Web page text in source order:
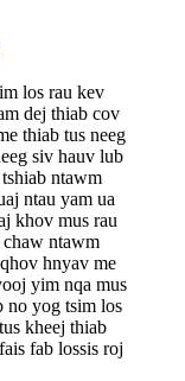
los rau kev
dej thiab cov
thiab tus neeg
siv hauv lub
ntawm
ntau yam ua
khov mus rau
ntawm
hnyav me
yim nqa mus
no yog tsim los
kheej thiab
fab lossis roj